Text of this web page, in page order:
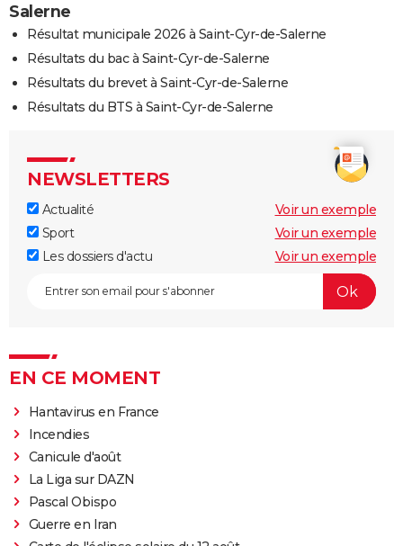
Salerne
Résultat municipale 2026 à Saint-Cyr-de-Salerne
Résultats du bac à Saint-Cyr-de-Salerne
Résultats du brevet à Saint-Cyr-de-Salerne
Résultats du BTS à Saint-Cyr-de-Salerne
NEWSLETTERS
Actualité
Voir un exemple
Sport
Voir un exemple
Les dossiers d'actu
Voir un exemple
EN CE MOMENT
Hantavirus en France
Incendies
Canicule d'août
La Liga sur DAZN
Pascal Obispo
Guerre en Iran